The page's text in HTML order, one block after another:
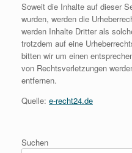
Soweit die Inhalte auf dieser
wurden, werden die
werden Inhalte Dritter als
trotzdem auf eine
bitten wir um einen
von Rechtsverletzungen
entfernen.
Quelle: e-recht24.de
Suchen